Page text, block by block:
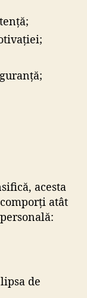
acesta
atât
de